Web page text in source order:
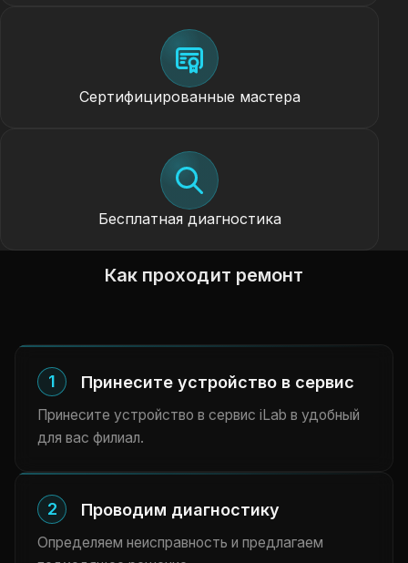
Сертифицированные мастера
Бесплатная диагностика
Как проходит ремонт
1 Принесите устройство в сервис
Принесите устройство в сервис iLab в удобный
для вас филиал.
2 Проводим диагностику
Определяем неисправность и предлагаем